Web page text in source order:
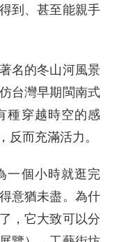
到、甚至能親手
名的冬山河風景
台灣早期閩南式
種穿越時空的感
而充滿活力。
一個小時就逛完
意猶未盡。為什
，它大致可以分